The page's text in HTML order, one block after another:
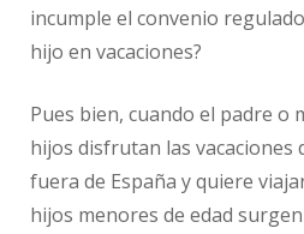
incumple el convenio
hijo en vacaciones?
Pues bien, cuando el padre o
hijos disfrutan las vacaciones
fuera de España y quiere
hijos menores de edad